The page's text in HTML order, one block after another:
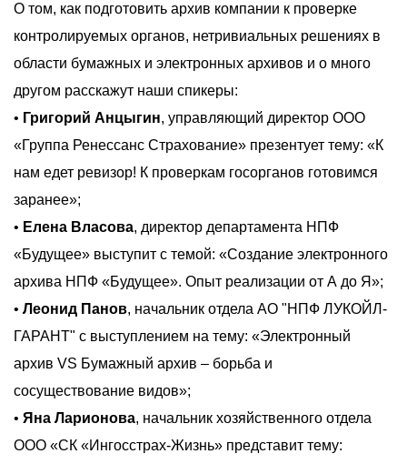
О том, как подготовить архив компании к проверке
контролируемых органов, нетривиальных решениях в
области бумажных и электронных архивов и о много
другом расскажут наши спикеры:
• Григорий Анцыгин, управляющий директор ООО
«Группа Ренессанс Страхование» презентует тему: «К
нам едет ревизор! К проверкам госорганов готовимся
заранее»;
• Елена Власова, директор департамента НПФ
«Будущее» выступит с темой: «Создание электронного
архива НПФ «Будущее». Опыт реализации от А до Я»;
• Леонид Панов, начальник отдела АО "НПФ ЛУКОЙЛ-
ГАРАНТ" с выступлением на тему: «Электронный
архив VS Бумажный архив – борьба и
сосуществование видов»;
• Яна Ларионова, начальник хозяйственного отдела
ООО «СК «Ингосстрах-Жизнь» представит тему: